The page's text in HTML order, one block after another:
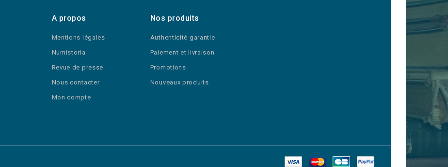
A propos
Mentions légales
Numistoria
Revue de presse
Nous contacter
Mon compte
Nos produits
Authenticité garantie
Paiement et livraison
Promotions
Nouveaux produits